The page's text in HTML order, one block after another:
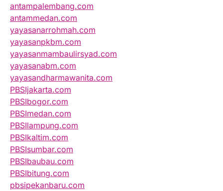
antampalembang.com
antammedan.com
yayasanarrohmah.com
yayasanpkbm.com
yayasanmambaulirsyad.com
yayasanabm.com
yayasandharmawanita.com
PBSIjakarta.com
PBSIbogor.com
PBSImedan.com
PBSIlampung.com
PBSIkaltim.com
PBSIsumbar.com
PBSIbaubau.com
PBSIbitung.com
pbsipekanbaru.com